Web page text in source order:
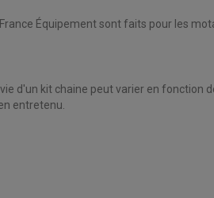
Équipement sont faits pour les
d'un kit chaine peut varier en fonction
entretenu.